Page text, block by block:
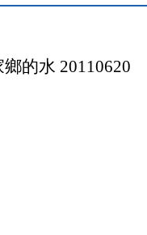
的水 20110620